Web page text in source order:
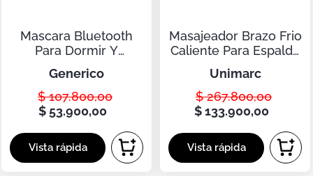
Mascara Bluetooth
Para Dormir Y
Relajarse
generico
$ 107.800,00
$ 53.900,00
Masajeador Brazo Frio
Caliente Para Espalda
Cuello Y Piernas
unimarc
$ 267.800,00
$ 133.900,00